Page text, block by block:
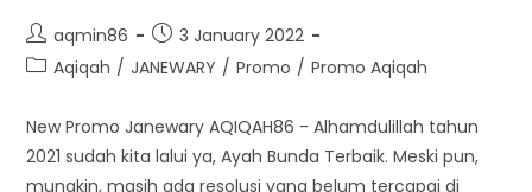
Post
author:
aqmin86
Post
published:
3 January 2022
PostAqiqah / JANEWARY / Promo / Promo Aqiqah
New Promo Janewary AQIQAH86 - Alhamdulillah tahun
2021 sudah kita lalui ya, Ayah Bunda Terbaik. Meski pun,
mungkin, masih ada resolusi yang belum tercapai di